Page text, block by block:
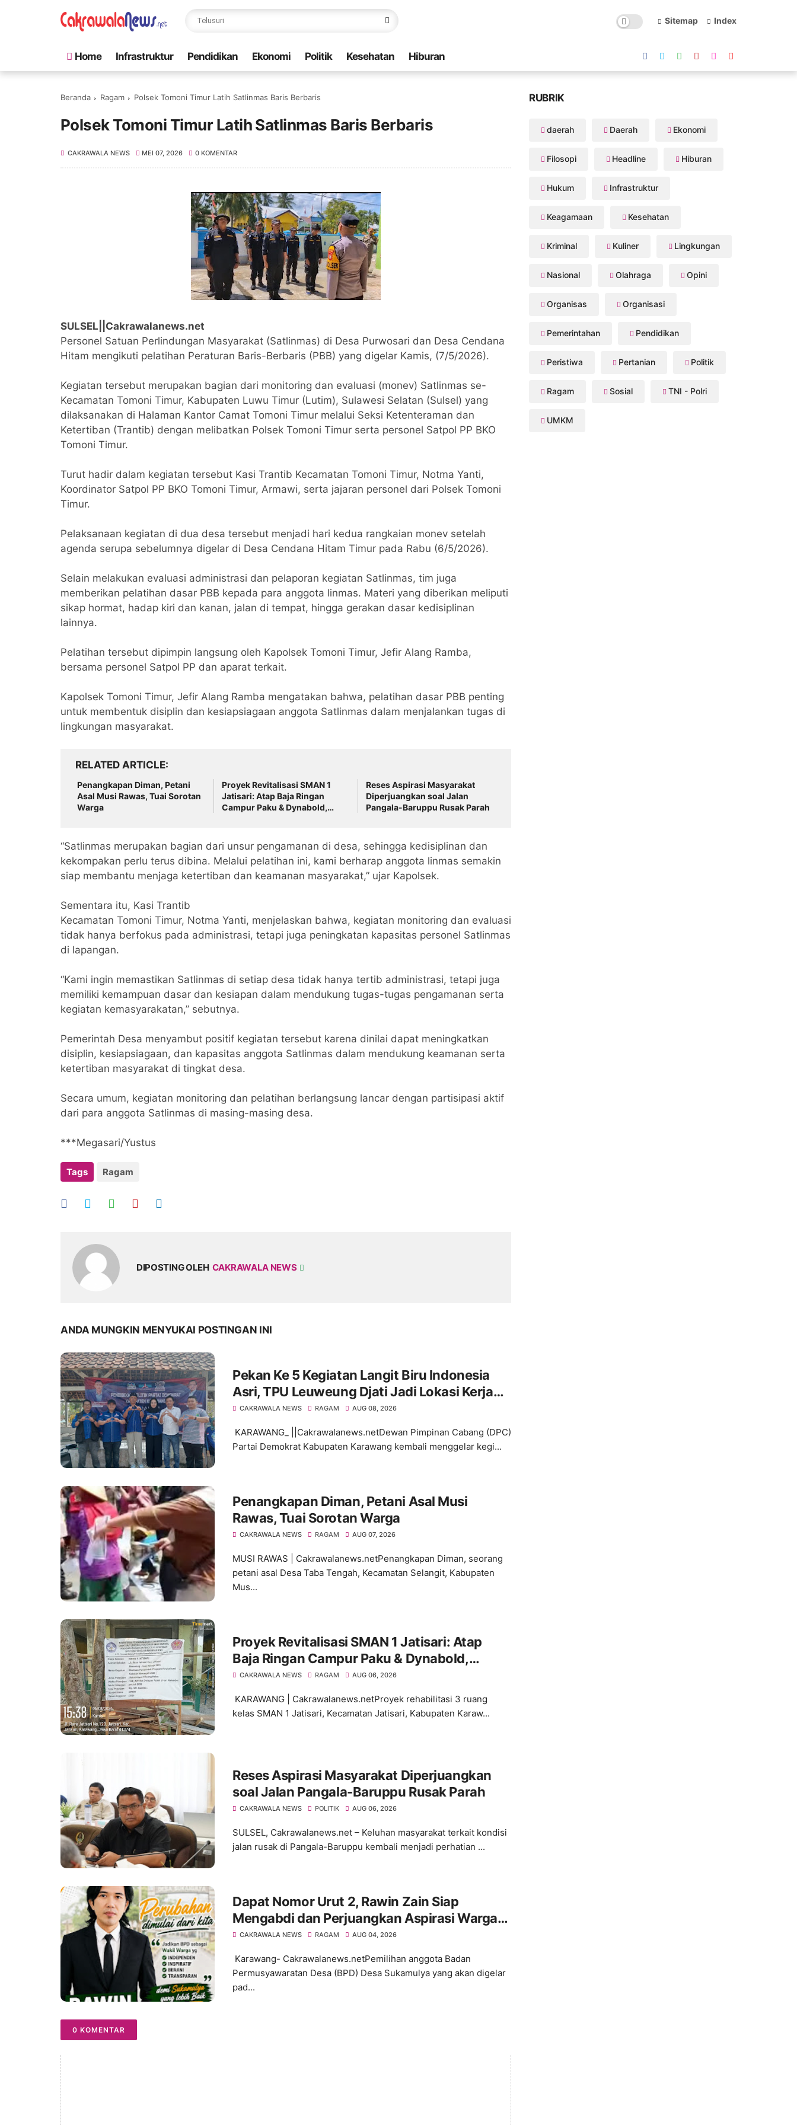
Sitemap Index
Home Infrastruktur Pendidikan Ekonomi Politik Kesehatan Hiburan
Beranda Ragam Polsek Tomoni Timur Latih Satlinmas Baris Berbaris
Polsek Tomoni Timur Latih Satlinmas Baris Berbaris
CAKRAWALA NEWS MEI 07, 2026 0 KOMENTAR
SULSEL||Cakrawalanews.net
Personel Satuan Perlindungan Masyarakat (Satlinmas) di Desa Purwosari dan Desa Cendana
Hitam mengikuti pelatihan Peraturan Baris-Berbaris (PBB) yang digelar Kamis, (7/5/2026).
Kegiatan tersebut merupakan bagian dari monitoring dan evaluasi (monev) Satlinmas se-
Kecamatan Tomoni Timur, Kabupaten Luwu Timur (Lutim), Sulawesi Selatan (Sulsel) yang
dilaksanakan di Halaman Kantor Camat Tomoni Timur melalui Seksi Ketenteraman dan
Ketertiban (Trantib) dengan melibatkan Polsek Tomoni Timur serta personel Satpol PP BKO
Tomoni Timur.
Turut hadir dalam kegiatan tersebut Kasi Trantib Kecamatan Tomoni Timur, Notma Yanti,
Koordinator Satpol PP BKO Tomoni Timur, Armawi, serta jajaran personel dari Polsek Tomoni
Timur.
Pelaksanaan kegiatan di dua desa tersebut menjadi hari kedua rangkaian monev setelah
agenda serupa sebelumnya digelar di Desa Cendana Hitam Timur pada Rabu (6/5/2026).
Selain melakukan evaluasi administrasi dan pelaporan kegiatan Satlinmas, tim juga
memberikan pelatihan dasar PBB kepada para anggota linmas. Materi yang diberikan meliputi
sikap hormat, hadap kiri dan kanan, jalan di tempat, hingga gerakan dasar kedisiplinan
lainnya.
Pelatihan tersebut dipimpin langsung oleh Kapolsek Tomoni Timur, Jefir Alang Ramba,
bersama personel Satpol PP dan aparat terkait.
Kapolsek Tomoni Timur, Jefir Alang Ramba mengatakan bahwa, pelatihan dasar PBB penting
untuk membentuk disiplin dan kesiapsiagaan anggota Satlinmas dalam menjalankan tugas di
lingkungan masyarakat.
RELATED ARTICLE
Penangkapan Diman, Petani
Asal Musi Rawas, Tuai Sorotan
Warga
Proyek Revitalisasi SMAN 1
Jatisari: Atap Baja Ringan
Campur Paku & Dynabold,
Menguat
Reses Aspirasi Masyarakat
Diperjuangkan soal Jalan
Pangala-Baruppu Rusak Parah
“Satlinmas merupakan bagian dari unsur pengamanan di desa, sehingga kedisiplinan dan
kekompakan perlu terus dibina. Melalui pelatihan ini, kami berharap anggota linmas semakin
siap membantu menjaga ketertiban dan keamanan masyarakat,” ujar Kapolsek.
Sementara itu, Kasi Trantib
Kecamatan Tomoni Timur, Notma Yanti, menjelaskan bahwa, kegiatan monitoring dan evaluasi
tidak hanya berfokus pada administrasi, tetapi juga peningkatan kapasitas personel Satlinmas
di lapangan.
“Kami ingin memastikan Satlinmas di setiap desa tidak hanya tertib administrasi, tetapi juga
memiliki kemampuan dasar dan kesiapan dalam mendukung tugas-tugas pengamanan serta
kegiatan kemasyarakatan,” sebutnya.
Pemerintah Desa menyambut positif kegiatan tersebut karena dinilai dapat meningkatkan
disiplin, kesiapsiagaan, dan kapasitas anggota Satlinmas dalam mendukung keamanan serta
ketertiban masyarakat di tingkat desa.
Secara umum, kegiatan monitoring dan pelatihan berlangsung lancar dengan partisipasi aktif
dari para anggota Satlinmas di masing-masing desa.
***Megasari/Yustus
Tags Ragam
DIPOSTING OLEH CAKRAWALA NEWS
ANDA MUNGKIN MENYUKAI POSTINGAN INI
Pekan Ke 5 Kegiatan Langit Biru Indonesia
Asri, TPU Leuweung Djati Jadi Lokasi Kerja
Bakti.
CAKRAWALA NEWS RAGAM AUG 08, 2026
KARAWANG_ ||Cakrawalanews.netDewan Pimpinan Cabang (DPC)
Partai Demokrat Kabupaten Karawang kembali menggelar kegi...
Penangkapan Diman, Petani Asal Musi
Rawas, Tuai Sorotan Warga
CAKRAWALA NEWS RAGAM AUG 07, 2026
MUSI RAWAS | Cakrawalanews.netPenangkapan Diman, seorang
petani asal Desa Taba Tengah, Kecamatan Selangit, Kabupaten
Mus...
Proyek Revitalisasi SMAN 1 Jatisari: Atap
Baja Ringan Campur Paku & Dynabold,
Anggaran Berbeda-Beda, Indikasi
Penyimpangan Menguat
CAKRAWALA NEWS RAGAM AUG 06, 2026
KARAWANG | Cakrawalanews.netProyek rehabilitasi 3 ruang
kelas SMAN 1 Jatisari, Kecamatan Jatisari, Kabupaten Karaw...
Reses Aspirasi Masyarakat Diperjuangkan
soal Jalan Pangala-Baruppu Rusak Parah
CAKRAWALA NEWS POLITIK AUG 06, 2026
SULSEL, Cakrawalanews.net – Keluhan masyarakat terkait kondisi
jalan rusak di Pangala-Baruppu kembali menjadi perhatian ...
Dapat Nomor Urut 2, Rawin Zain Siap
Mengabdi dan Perjuangkan Aspirasi Warga
pada Pemilihan BPD Desa Sukamulya 2026-
CAKRAWALA NEWS RAGAM AUG 04, 2026
Karawang- Cakrawalanews.netPemilihan anggota Badan
Permusyawaratan Desa (BPD) Desa Sukamulya yang akan digelar
pad...
0 KOMENTAR
RUBRIK
daerah Daerah Ekonomi
Filosopi Headline Hiburan
Hukum Infrastruktur
Keagamaan Kesehatan
Kriminal Kuliner Lingkungan
Nasional Olahraga Opini
Organisas Organisasi
Pemerintahan Pendidikan
Peristiwa Pertanian Politik
Ragam Sosial TNI - Polri
UMKM